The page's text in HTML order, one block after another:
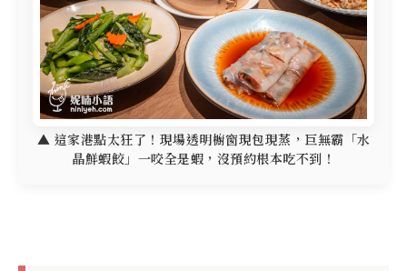
▲ 這家港點太狂了！現場透明櫥窗現包現蒸，巨無霸「水
晶鮮蝦餃」一咬全是蝦，沒預約根本吃不到！